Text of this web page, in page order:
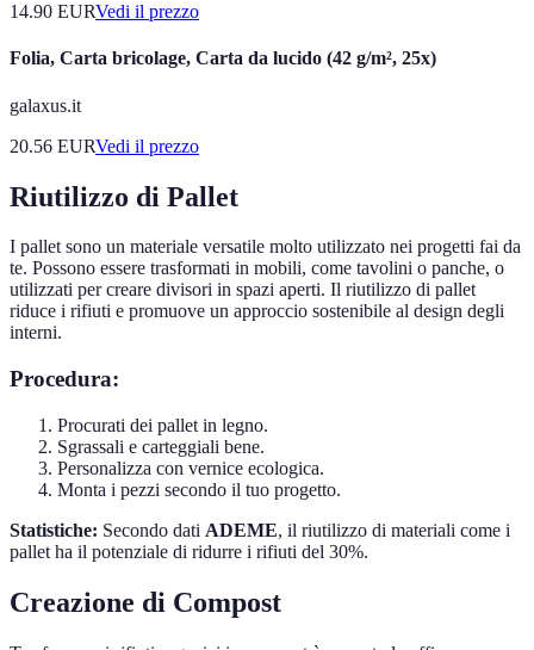
14.90 EURVedi il prezzo
Folia, Carta bricolage, Carta da lucido (42 g/m², 25x)
galaxus.it
20.56 EURVedi il prezzo
Riutilizzo di Pallet
I pallet sono un materiale versatile molto utilizzato nei progetti fai da
te. Possono essere trasformati in mobili, come tavolini o panche, o
utilizzati per creare divisori in spazi aperti. Il riutilizzo di pallet
riduce i rifiuti e promuove un approccio sostenibile al design degli
interni.
Procedura:
Procurati dei pallet in legno.
Sgrassali e carteggiali bene.
Personalizza con vernice ecologica.
Monta i pezzi secondo il tuo progetto.
Statistiche: Secondo dati ADEME, il riutilizzo di materiali come i
pallet ha il potenziale di ridurre i rifiuti del 30%.
Creazione di Compost